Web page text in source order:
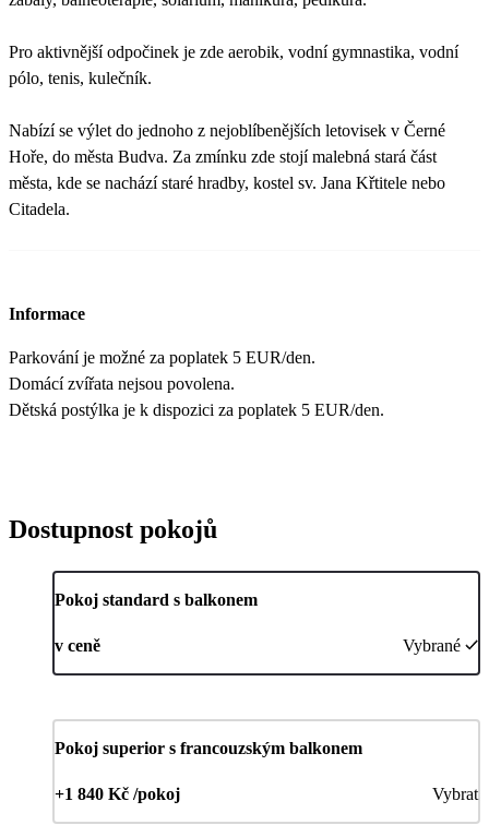
Pro aktivnější odpočinek je zde aerobik, vodní gymnastika, vodní
pólo, tenis, kulečník.
Nabízí se výlet do jednoho z nejoblíbenějších letovisek v Černé
Hoře, do města Budva. Za zmínku zde stojí malebná stará část
města, kde se nachází staré hradby, kostel sv. Jana Křtitele nebo
Citadela.
Informace
Parkování je možné za poplatek 5 EUR/den.
Domácí zvířata nejsou povolena.
Dětská postýlka je k dispozici za poplatek 5 EUR/den.
Dostupnost pokojů
Pokoj standard s balkonem
v ceně Vybrané
Pokoj superior s francouzským balkonem
+1 840 Kč /pokoj Vybrat